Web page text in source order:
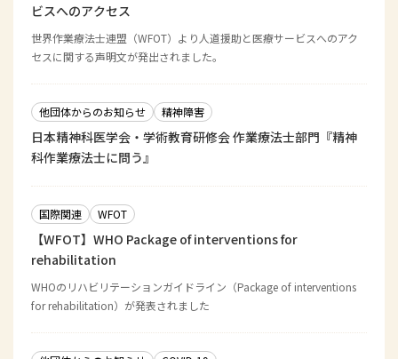
ビスへのアクセス
世界作業療法士連盟（WFOT）より人道援助と医療サービスへのアク
セスに関する声明文が発出されました。
他団体からのお知らせ 精神障害
日本精神科医学会・学術教育研修会 作業療法士部門『精神
科作業療法士に問う』
国際関連 WFOT
【WFOT】WHO Package of interventions for
rehabilitation
WHOのリハビリテーションガイドライン（Package of interventions
for rehabilitation）が発表されました